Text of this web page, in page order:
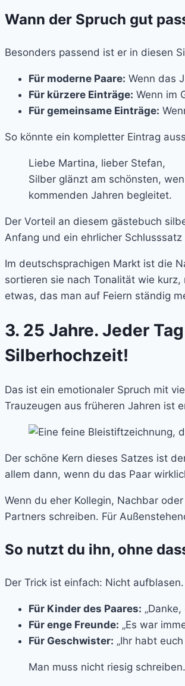
Wann der Spruch gut
Besonders passend ist er in diesen
Für moderne Paare: Wenn das
Für kürzere Einträge: Wenn im
Für gemeinsame Einträge:
So könnte ein kompletter Eintrag
Liebe Martina, lieber Stefan,
Silber glänzt am schönsten,
kommenden Jahren begleitet.
Der Vorteil an diesem gästebuch
Anfang und ein ehrlicher
Im deutschsprachigen Markt ist die
sortieren sie nach Tonalität wie
etwas, das man auf Feiern ständig
3. 25 Jahre. Jeder
Silberhochzeit!
Das ist ein emotionaler Spruch mit
Trauzeugen aus früheren Jahren ist
Der schöne Kern dieses Satzes ist
allem dann, wenn du das Paar
Wenn du eher Kollegin, Nachbar
Partners schreiben. Für
So nutzt du ihn, ohne
Der Trick ist einfach: Nicht
Für Kinder des Paares:
Für enge Freunde: „Es war
Für Geschwister: „Ihr habt
Man muss nicht riesig